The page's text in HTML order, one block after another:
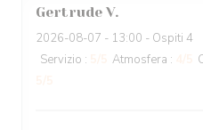
Gertrude V
2026-08-07 - 13:00 - Ospiti 4
Servizio : Atmosfera :